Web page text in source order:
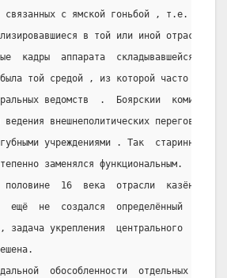
связанных с ямской гоньбой , т.е.
в той или иной отрасли
кадры  аппарата  складывавшейся
той средой , из которой часто
ведомств  .  Боярскии  комиссии
ведения внешнеполитических
учреждениями . Так  старинно
заменялся функциональным.
половине  16  века  отрасли  казённого
ещё  не  создался  определённый
, задача укрепления  центрального
обособленности  отдельных